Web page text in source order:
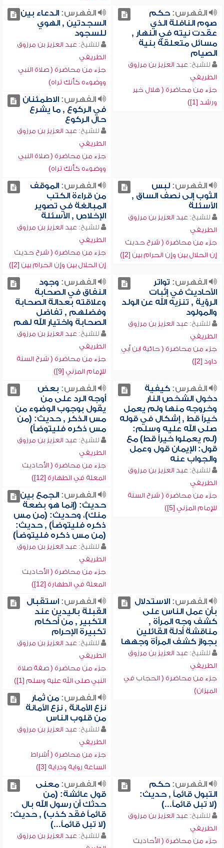
الفهرس:حكم
صوم النافلة الذي
عقدت نيته في النهار ,
مسائل متعلقة بنية
الصيام
للشيخ: عبد العزيز بن مرزوق
الطريفي
جزء من محاضرة ( هلال خير
ورشد [1])
الفهرس:الدعاء بين
السجدتين , الهوي
للسجود
للشيخ: عبد العزيز بن مرزوق
الطريفي
جزء من محاضرة ( صلاة النبي
ووضوءه كأنك تراه)
الفهرس:الاطمئنان
في الركوع , ما يشرع
حال الركوع
للشيخ: عبد العزيز بن مرزوق
الطريفي
جزء من محاضرة ( صلاة النبي
ووضوءه كأنك تراه)
الفهرس:لبس
الثوب إلى نصف الساق ,
الأسئلة
للشيخ: عبد العزيز بن مرزوق
الطريفي
جزء من محاضرة ( شرح حديث
إن الحلال بين وإن الحرام بين [2])
الفهرس:الموقف
من قراءة الكتب
المبالغة في تصوير
الإخلاص , الأسئلة
للشيخ: عبد العزيز بن مرزوق
الطريفي
جزء من محاضرة ( شرح حديث
إن الحلال بين وإن الحرام بين [2])
الفهرس: تواتر
الأحاديث في إثبات
الرؤية , تنزيه الله عن الولد
والمولود
للشيخ: عبد العزيز بن مرزوق
الطريفي
جزء من محاضرة ( حائية ابن أبي
داود [2])
الفهرس: وجود
النفاق في الصحابة
وعلاقته بعدالة الصحابة
وفضلهم , تفاضل
الصحابة واختيار الله لهم
للشيخ: عبد العزيز بن مرزوق
الطريفي
جزء من محاضرة ( شرح السنة
للإمام المزني [9])
الفهرس:كيفية
دخول الشخص النار
وخروجه منها ولم يعمل
خيراً قط , إشكال في قوله
صلى الله عليه وسلم:
(لم يعملوا خيراً قط) مع
قول: الإيمان قول وعمل
والجواب عنه
للشيخ: عبد العزيز بن مرزوق
الطريفي
جزء من محاضرة ( شرح السنة
للإمام المزني [5])
الفهرس: بعض
أوجه الرد على من
يقول بوجوب الوضوء من
مس الذكر , حديث: (من
مس ذكره فليتوضأ)
للشيخ: عبد العزيز بن مرزوق
الطريفي
جزء من محاضرة ( الأحاديث
المعلة في الطهارة [12])
الفهرس:الجمع بين
حديث: (إنما هو بضعة
منك)، وحديث: (من مس
ذكره فليتوضأ) , حديث:
(من مس ذكره فليتوضأ)
للشيخ: عبد العزيز بن مرزوق
الطريفي
جزء من محاضرة ( الأحاديث
المعلة في الطهارة [12])
الفهرس:الاستدلال
بأن عمل الناس على
كشف وجه المرأة ,
مناقشة أدلة القائلين
بجواز كشف المرأة وجهها
للشيخ: عبد العزيز بن مرزوق
الطريفي
جزء من محاضرة ( الحجاب في
الميزان)
الفهرس:استقبال
القبلة باليدين عند
التكبير , من أحكام
تكبيرة الإحرام
للشيخ: عبد العزيز بن مرزوق
الطريفي
جزء من محاضرة ( صفة صلاة
النبي صلى الله عليه وسلم [1])
الفهرس:من ثمار
نزع الأمانة , نزع الأمانة
من قلوب الناس
للشيخ: عبد العزيز بن مرزوق
الطريفي
جزء من محاضرة ( أشراط
الساعة رواية ودراية [3])
الفهرس:حكم
التبول قائماً , حديث:
(لا تبل قائماً...)
للشيخ: عبد العزيز بن مرزوق
الطريفي
جزء من محاضرة ( الأحاديث
الفهرس:معنى
قول عائشة: (من
حدثك أن رسول الله بال
قائماً فقد كذب) , حديث:
(لا تبل قائماً...)
للشيخ: عبد العزيز بن مرزوق